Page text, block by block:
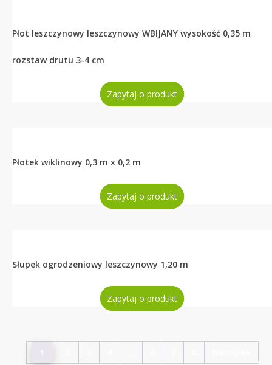
Płot leszczynowy leszczynowy WBIJANY wysokość 0,35 m
rozstaw drutu 3-4 cm
Zapytaj o produkt
Płotek wiklinowy 0,3 m x 0,2 m
Zapytaj o produkt
Słupek ogrodzeniowy leszczynowy 1,20 m
Zapytaj o produkt
1